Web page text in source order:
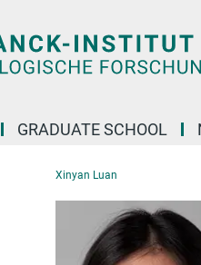
GRADUATE SCHOOL
Xinyan Luan